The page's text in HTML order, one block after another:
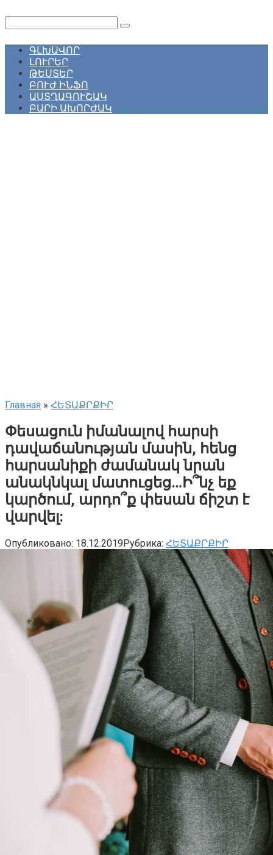
контенту
ԳԼԽԱՎՈՐ
ԼՈՒՐԵՐ
ԹԵՍՏԵՐ
ԲՈՒԺ ԻՆՖՈ
ԱՍՏՂԱԳՈՒՇԱԿ
ԲԱՐԻ ԱԽՈՐԺԱԿ
Главная » ՀԵՏԱՔՐՔԻՐ
Փեսացուն իմանալով հարսի
դավաճանության մասին, հենց
հարսանիքի ժամանակ նրան
անակնկալ մատուցեց…Ի՞նչ եք
կարծում, արդո՞ք փեսան ճիշտ է
վարվել:
Опубликовано: 18.12.2019Рубрика: ՀԵՏԱՔՐՔԻՐ